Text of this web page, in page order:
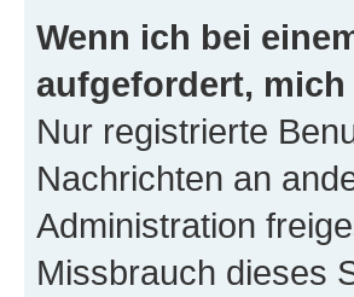
Wenn ich bei
aufgefordert,
Nur registrierte
Nachrichten an
Administration
Missbrauch dieses